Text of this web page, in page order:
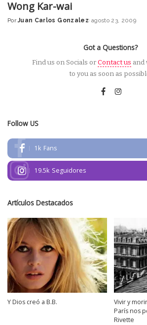
Wong Kar-wai
Posted
Por Juan Carlos Gonzalez agosto 23, 2009
Got a Questions?
Find us on Socials orContact us and
to you as soon as
Follow US
1k Fans
19.5k Seguidores
Artículos Destacados
Y Dios creó a B.B.
Vivir y
París nos
Rivette